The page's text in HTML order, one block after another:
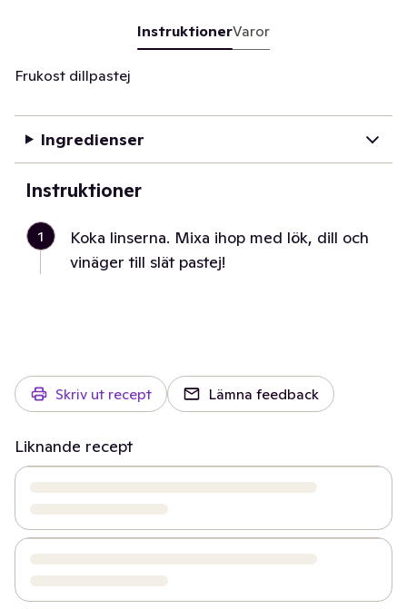
InstruktionerVaror
Frukost dillpastej
Ingredienser
Instruktioner
1
Koka linserna. Mixa ihop med lök, dill och
vinäger till slät pastej!
Skriv ut recept Lämna feedback
Liknande recept